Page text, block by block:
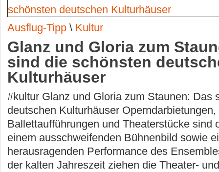
Ausflug-Tipp \ Kultur
Glanz und Gloria zum
sind die schönsten
Kulturhäuser
#kultur Glanz und Gloria zum Staunen: Das
deutschen Kulturhäuser Operndarbietungen,
Ballettaufführungen und Theaterstücke sind
einem ausschweifenden Bühnenbild sowie
herausragenden Performance des
der kalten Jahreszeit ziehen die Theater-